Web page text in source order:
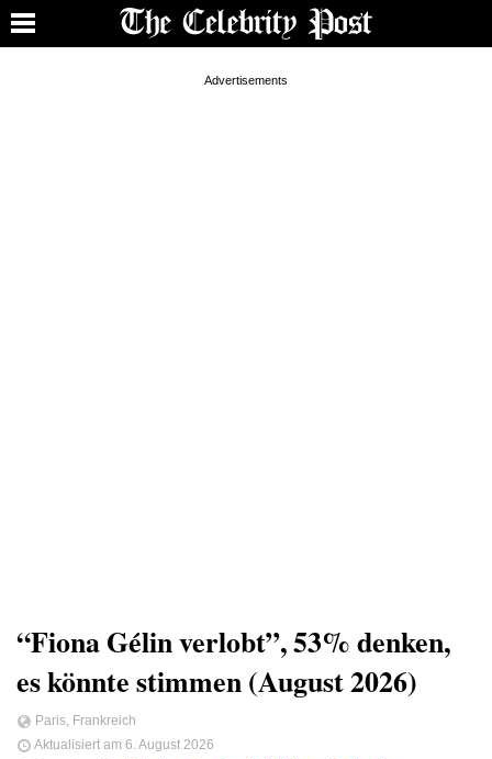
“Fiona Gélin verlobt”, 53% denken,
es könnte stimmen (August 2026)
Paris, Frankreich
Aktualisiert am 6. August 2026